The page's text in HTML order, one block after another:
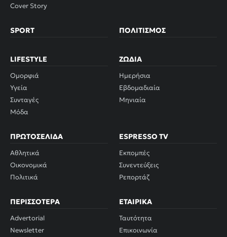
Cover Story
SPORT ΠΟΛΙΤΙΣΜΌΣ
LIFESTYLE
Ομορφιά
Υγεία
Συνταγές
Μόδα
ΖΏΔΙΑ
Ημερήσια
Εβδομαδιαία
Μηνιαία
ΠΡΩΤΟΣΈΛΙΔΑ
Αθλητικά
Οικονομικά
Πολιτικά
ESPRESSO TV
Εκπομπές
Συνεντεύξεις
Ρεπορτάζ
ΠΕΡΙΣΣΌΤΕΡΑ
Advertorial
Newsletter
ΕΤΑΙΡΙΚΆ
Ταυτότητα
Επικοινωνία